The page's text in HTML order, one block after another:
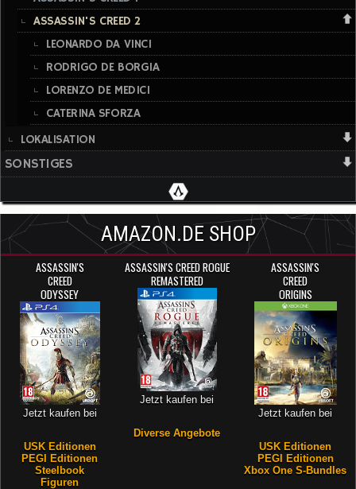
ASSASSIN'S CREED 2
LEONARDO DA VINCI
RODRIGO DE BORGIA
LORENZO DE MEDICI
CATERINA SFORZA
LOKALISATION
SONSTIGES
AMAZON.DE SHOP
ASSASSIN'S
CREED
ODYSSEY
Jetzt kaufen bei
USK Editionen
PEGI Editionen
Steelbook
Figuren
ASSASSIN'S CREED ROGUE
REMASTERED
Jetzt kaufen bei
Diverse Angebote
ASSASSIN'S
CREED
ORIGINS
Jetzt kaufen bei
USK Editionen
PEGI Editionen
Xbox One S-Bundles